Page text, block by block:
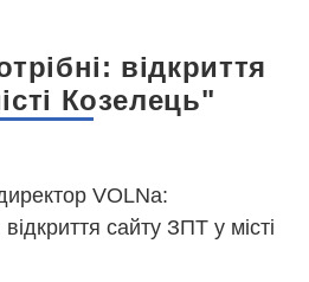
відкриття
Козелець"
VOLNa:
сайту ЗПТ у місті